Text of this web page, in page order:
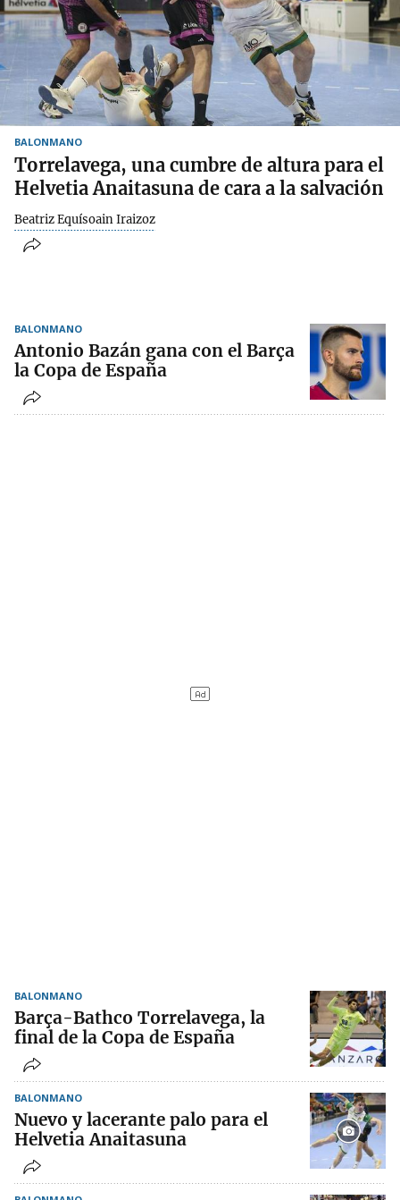
BALONMANO
Torrelavega, una cumbre de altura para el
Helvetia Anaitasuna de cara a la salvación
Beatriz Equísoain Iraizoz
BALONMANO
Antonio Bazán gana con el Barça
la Copa de España
BALONMANO
Barça-Bathco Torrelavega, la
final de la Copa de España
BALONMANO
Nuevo y lacerante palo para el
Helvetia Anaitasuna